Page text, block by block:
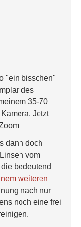
"ein bisschen"
des
35-70
Jetzt
dann doch
vom
bedeutend
weiteren
nach nur
noch eine frei